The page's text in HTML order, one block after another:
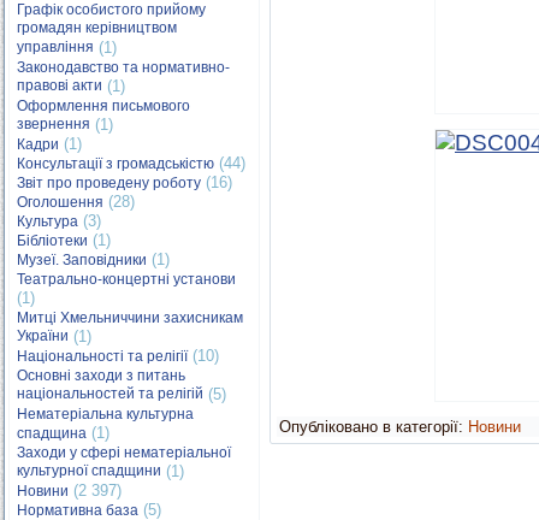
Графік особистого прийому
громадян керівництвом
управління (1)
Законодавство та нормативно-
правові акти (1)
Оформлення письмового
звернення (1)
Кадри (1)
Консультації з громадськістю (44)
Звіт про проведену роботу (16)
Оголошення (28)
Культура (3)
Бібліотеки (1)
Музеї. Заповідники (1)
Театрально-концертні установи
(1)
Митці Хмельниччини захисникам
України (1)
Національності та релігії(10)
Основні заходи з питань
національностей та релігій (5)
Нематеріальна культурна
спадщина (1)
Заходи у сфері нематеріальної
культурної спадщини (1)
Новини (2 397)
Нормативна база (5)
Опубліковано в категорії: Новини